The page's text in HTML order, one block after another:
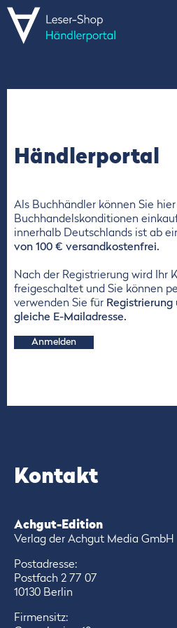
Händlerportal
Als Buchhändler können Sie hier
Buchhandelskonditionen
innerhalb Deutschlands ist ab
von 100 € versandkostenfrei.
Nach der Registrierung wird Ihr
freigeschaltet und Sie können
verwenden Sie für
gleiche E-Mailadresse.
Anmelden
Kontakt
Achgut-Edition
Verlag der Achgut Media GmbH
Postadresse:
Postfach 2 77 07
10130 Berlin
Firmensitz: